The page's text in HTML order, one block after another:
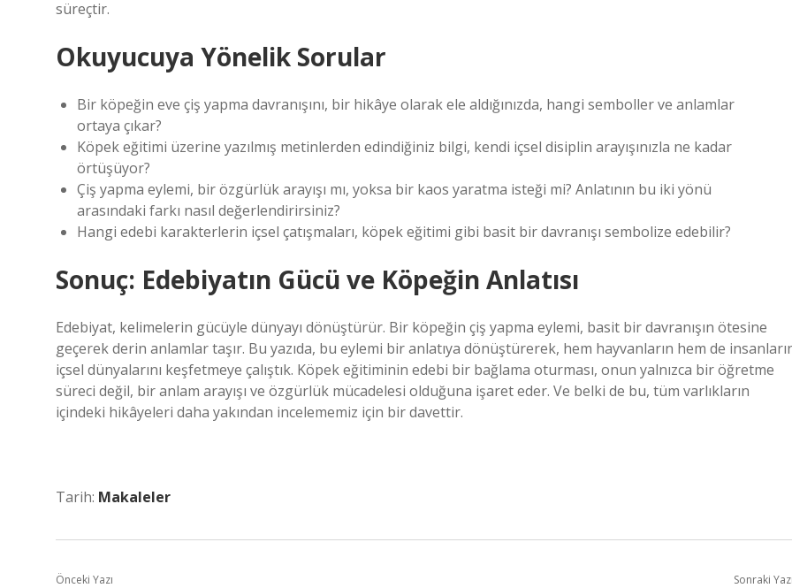
süreçtir.
Okuyucuya Yönelik Sorular
Bir köpeğin eve çiş yapma davranışını, bir hikâye olarak ele aldığınızda, hangi semboller ve anlamlar
ortaya çıkar?
Köpek eğitimi üzerine yazılmış metinlerden edindiğiniz bilgi, kendi içsel disiplin arayışınızla ne kadar
örtüşüyor?
Çiş yapma eylemi, bir özgürlük arayışı mı, yoksa bir kaos yaratma isteği mi? Anlatının bu iki yönü
arasındaki farkı nasıl değerlendirirsiniz?
Hangi edebi karakterlerin içsel çatışmaları, köpek eğitimi gibi basit bir davranışı sembolize edebilir?
Sonuç: Edebiyatın Gücü ve Köpeğin Anlatısı
Edebiyat, kelimelerin gücüyle dünyayı dönüştürür. Bir köpeğin çiş yapma eylemi, basit bir davranışın ötesine
geçerek derin anlamlar taşır. Bu yazıda, bu eylemi bir anlatıya dönüştürerek, hem hayvanların hem de
içsel dünyalarını keşfetmeye çalıştık. Köpek eğitiminin edebi bir bağlama oturması, onun yalnızca bir öğretme
süreci değil, bir anlam arayışı ve özgürlük mücadelesi olduğuna işaret eder. Ve belki de bu, tüm varlıkların
içindeki hikâyeleri daha yakından incelememiz için bir davettir.
Tarih: Makaleler
Önceki Yazı Sonraki